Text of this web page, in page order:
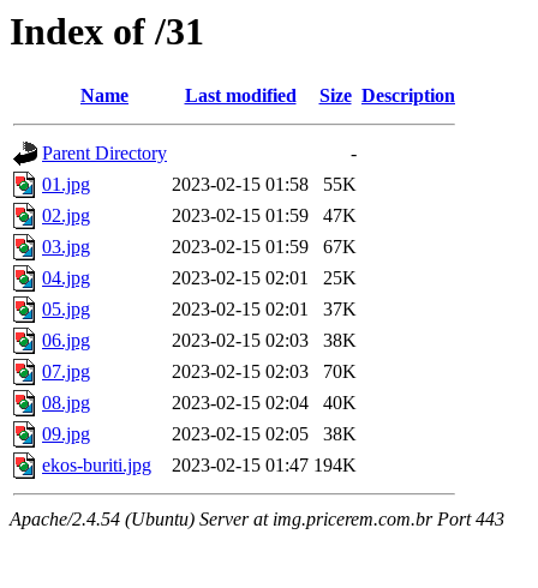
Index of /31
Name Last modified Size Description
Parent Directory
-
01.jpg
2023-02-15 01:58
55K
02.jpg
2023-02-15 01:59
47K
03.jpg
2023-02-15 01:59
67K
04.jpg
2023-02-15 02:01
25K
05.jpg
2023-02-15 02:01
37K
06.jpg
2023-02-15 02:03
38K
07.jpg
2023-02-15 02:03
70K
08.jpg
2023-02-15 02:04
40K
09.jpg
2023-02-15 02:05
38K
ekos-buriti.jpg
2023-02-15 01:47 194K
Apache/2.4.54 (Ubuntu) Server at img.pricerem.com.br Port 443